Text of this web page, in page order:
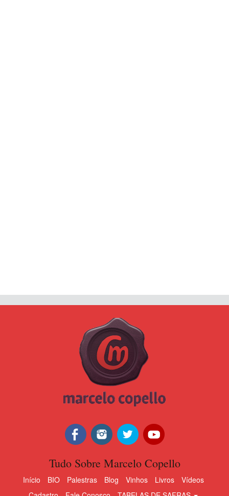
Tudo Sobre Marcelo Copello
Início BIO Palestras Blog Vinhos Livros
Vídeos